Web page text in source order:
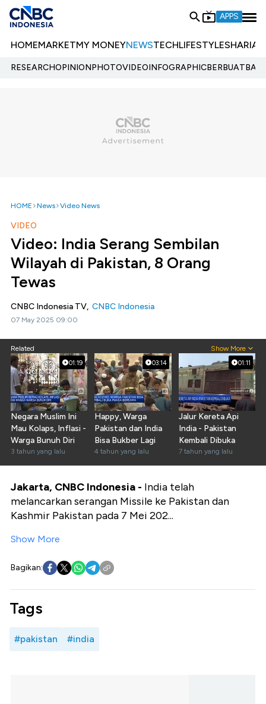
APPS
HOMEMARKETMY MONEYNEWSTECHLIFESTYLESHARIA
RESEARCHOPINIONPHOTOVIDEOINFOGRAPHIC
HOME News Video News
VIDEO
Video: India Serang Sembilan
Wilayah di Pakistan, 8 Orang
Tewas
CNBC Indonesia TV, CNBC Indonesia
07 May 2025 09:00
Related Show More
01:19
Negara Muslim Ini
Mau Kolaps, Inflasi -
Warga Bunuh Diri
3 tahun yang lalu
03:14
Happy, Warga
Pakistan dan India
Bisa Bukber Lagi
4 tahun yang lalu
01:11
Jalur Kereta Api
India - Pakistan
Kembali Dibuka
7 tahun yang lalu
Jakarta, CNBC Indonesia - India telah
melancarkan serangan Missile ke Pakistan dan
Kashmir Pakistan pada 7 Mei 202...
Show More
Bagikan:
Tags
#pakistan #india